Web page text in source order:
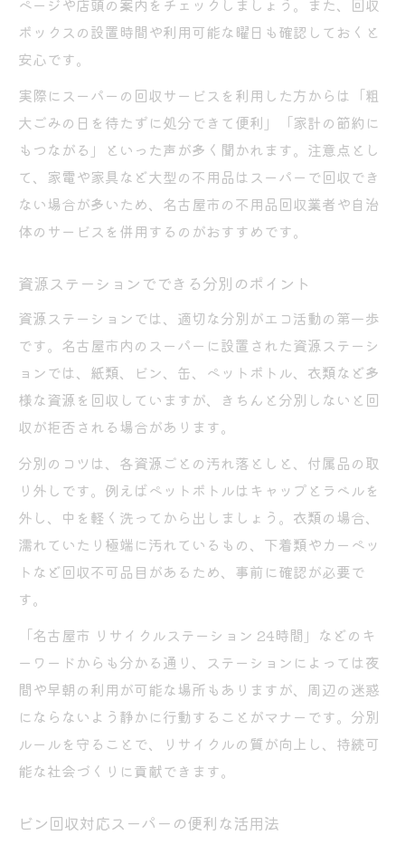
ページや店頭の案内をチェックしましょう。また、回収
ボックスの設置時間や利用可能な曜日も確認しておくと
安心です。
実際にスーパーの回収サービスを利用した方からは「粗
大ごみの日を待たずに処分できて便利」「家計の節約に
もつながる」といった声が多く聞かれます。注意点とし
て、家電や家具など大型の不用品はスーパーで回収でき
ない場合が多いため、名古屋市の不用品回収業者や自治
体のサービスを併用するのがおすすめです。
資源ステーションでできる分別のポイント
資源ステーションでは、適切な分別がエコ活動の第一歩
です。名古屋市内のスーパーに設置された資源ステーシ
ョンでは、紙類、ビン、缶、ペットボトル、衣類など多
様な資源を回収していますが、きちんと分別しないと回
収が拒否される場合があります。
分別のコツは、各資源ごとの汚れ落としと、付属品の取
り外しです。例えばペットボトルはキャップとラベルを
外し、中を軽く洗ってから出しましょう。衣類の場合、
濡れていたり極端に汚れているもの、下着類やカーペッ
トなど回収不可品目があるため、事前に確認が必要で
す。
「名古屋市 リサイクルステーション 24時間」などのキ
ーワードからも分かる通り、ステーションによっては夜
間や早朝の利用が可能な場所もありますが、周辺の迷惑
にならないよう静かに行動することがマナーです。分別
ルールを守ることで、リサイクルの質が向上し、持続可
能な社会づくりに貢献できます。
ビン回収対応スーパーの便利な活用法